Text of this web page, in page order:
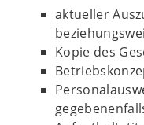
aktueller
Kopie des